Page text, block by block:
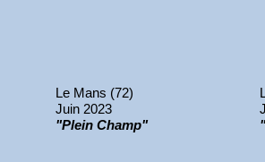
Le Mans (72)
Juin 2023
"Plein Champ"